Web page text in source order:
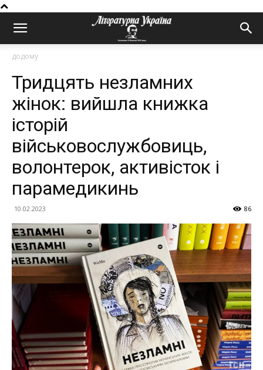
додому
Тридцять незламних
жінок: вийшла книжка
історій
військовослужбовиць,
волонтерок, активісток і
парамедикинь
10.02.2023 86